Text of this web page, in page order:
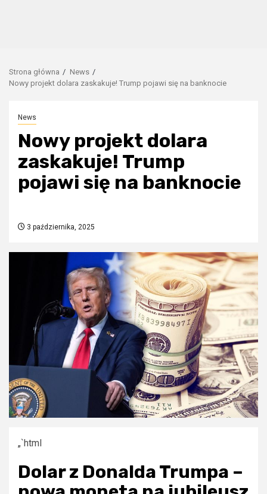
Strona główna
News
Nowy projekt dolara zaskakuje! Trump pojawi się na banknocie
News
Nowy projekt dolara
zaskakuje! Trump
pojawi się na banknocie
3 października, 2025
„`html
Dolar z Donalda Trumpa –